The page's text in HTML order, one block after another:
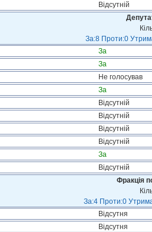
Відсутній
За:8 Проти:0
За
За
Не голосував
За
Відсутній
Відсутній
Відсутній
Відсутній
За
Відсутній
Фракція
За:4 Проти:0
Відсутня
Відсутня